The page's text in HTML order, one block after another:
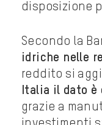
disposizione
Secondo la
idriche nelle
reddito si
Italia il dato è
grazie a